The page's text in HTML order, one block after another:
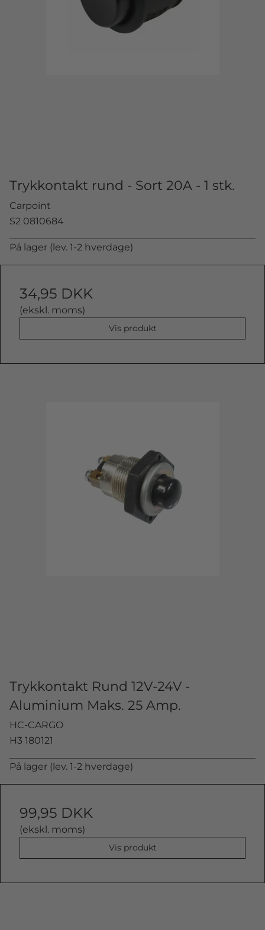
Trykkontakt rund - Sort 20A - 1 stk.
Carpoint
S2 0810684
På lager (lev. 1-2 hverdage)
34,95 DKK
(ekskl. moms)
Vis produkt
Trykkontakt Rund 12V-24V -
Aluminium Maks. 25 Amp.
HC-CARGO
H3 180121
På lager (lev. 1-2 hverdage)
99,95 DKK
(ekskl. moms)
Vis produkt